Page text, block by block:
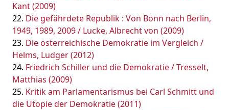
Kant (2009)
Die gefährdete Republik : Von Bonn nach Berlin,
1949, 1989, 2009 / Lucke, Albrecht von (2009)
Die österreichische Demokratie im Vergleich /
Helms, Ludger (2012)
Friedrich Schiller und die Demokratie / Tresselt,
Matthias (2009)
Kritik am Parlamentarismus bei Carl Schmitt und
die Utopie der Demokratie (2011)